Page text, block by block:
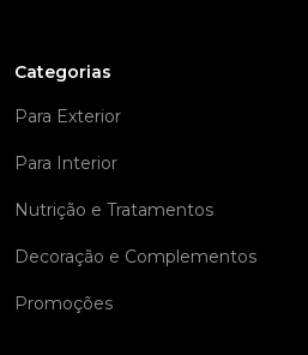
Categorias
Para Exterior
Para Interior
Nutrição e Tratamentos
Decoração e Complementos
Promoções